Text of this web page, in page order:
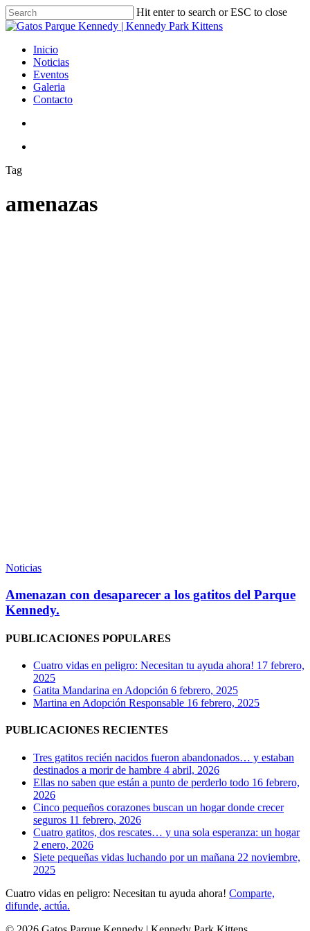
Skip
to
content
Hit enter to search or ESC to close
Close
search
Menu
Inicio
Noticias
Eventos
Galeria
Contacto
Tag
amenazas
con
a
los
gatitos
Parque
Noticias
Amenazan con desaparecer a los gatitos del Parque
Kennedy.
PUBLICACIONES POPULARES
Cuatro vidas en peligro: Necesitan tu ayuda ahora! 17 febrero,
2025
Gatita Mandarina en Adopción 6 febrero, 2025
Martina en Adopción Responsable 16 febrero, 2025
PUBLICACIONES RECIENTES
Tres gatitos recién nacidos fueron abandonados… y estaban
destinados a morir de hambre 4 abril, 2026
Ellas no saben que están a punto de perderlo todo 16 febrero,
2026
Cinco pequeños corazones buscan un hogar donde crecer
seguros 11 febrero, 2026
Cuatro gatitos, dos rescates… y una sola esperanza: un hogar
2 enero, 2026
Siete pequeñas vidas luchando por un mañana 22 noviembre,
2025
Cuatro vidas en peligro: Necesitan tu ayuda ahora! Comparte,
difunde, actúa.